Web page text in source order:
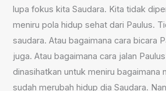
lupa fokus kita Saudara. Kita tidak
meniru pola hidup sehat dari Paulus.
saudara. Atau bagaimana cara bicara
juga. Atau bagaimana cara jalan
dinasihatkan untuk meniru bagaimana
sudah merubah hidup dia Saudara.